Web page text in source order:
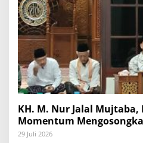
KH. M. Nur Jalal Mujtaba,
Momentum
dan Mengisinya dengan
29 Juli 2026